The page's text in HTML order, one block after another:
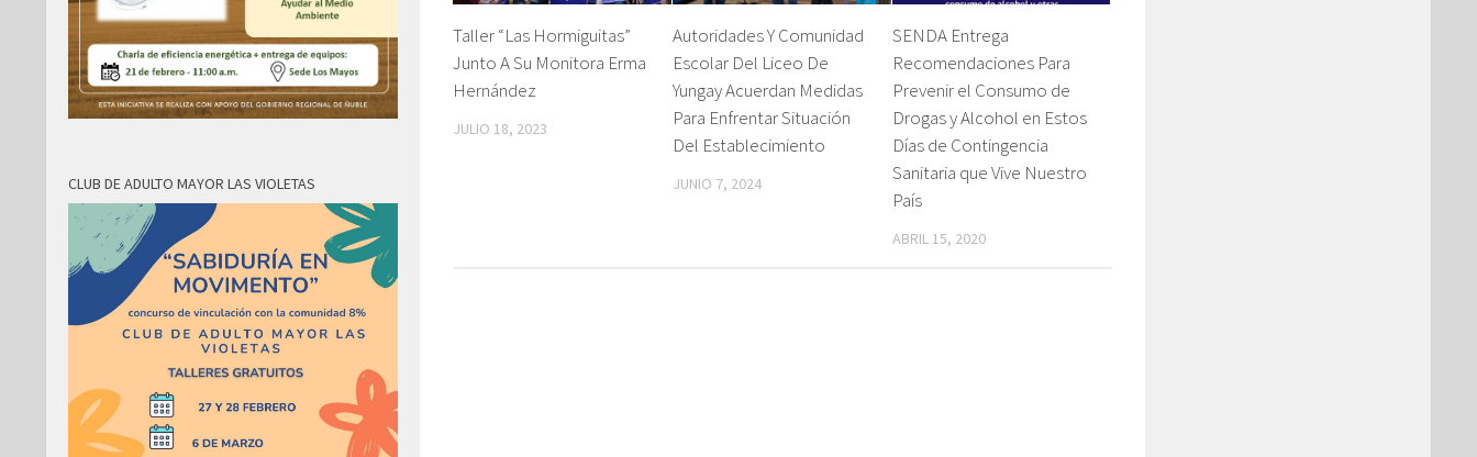
Taller “Las Hormiguitas”
Junto A Su Monitora Erma
Hernández
JULIO 18, 2023
Autoridades Y Comunidad
Escolar Del Liceo De
Yungay Acuerdan Medidas
Para Enfrentar Situación
Del Establecimiento
JUNIO 7, 2024
SENDA Entrega
Recomendaciones Para
Prevenir el Consumo de
Drogas y Alcohol en Estos
Días de Contingencia
Sanitaria que Vive Nuestro
País
ABRIL 15, 2020
CLUB DE ADULTO MAYOR LAS VIOLETAS